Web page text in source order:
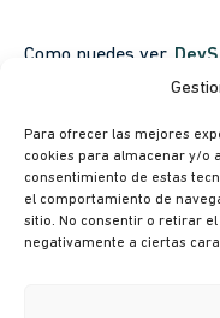
Para ofrecer las mejores
cookies para almacenar y/o
consentimiento de estas
el comportamiento de
sitio. No consentir o retirar
negativamente a ciertas
Como puedes ver,
organización hacia
No se trata de una
para usar. Es una
etapas que harán
nuevo mindset para la
Para saber más